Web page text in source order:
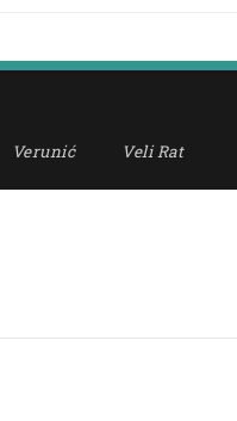
Verunić Veli Rat